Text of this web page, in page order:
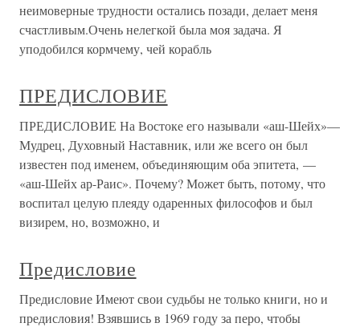
неимоверные трудности остались позади, делает меня
счастливым.Очень нелегкой была моя задача. Я
уподобился кормчему, чей корабль
ПРЕДИСЛОВИЕ
ПРЕДИСЛОВИЕ На Востоке его называли «аш-Шейх»—
Мудрец, Духовный Наставник, или же всего он был
известен под именем, объединяющим оба эпитета, —
«аш-Шейх ар-Раис». Почему? Может быть, потому, что
воспитал целую плеяду одаренных философов и был
визирем, но, возможно, и
Предисловие
Предисловие Имеют свои судьбы не только книги, но и
предисловия! Взявшись в 1969 году за перо, чтобы